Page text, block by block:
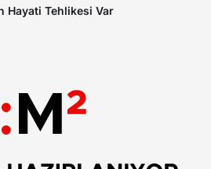
Hayati Tehlikesi Var